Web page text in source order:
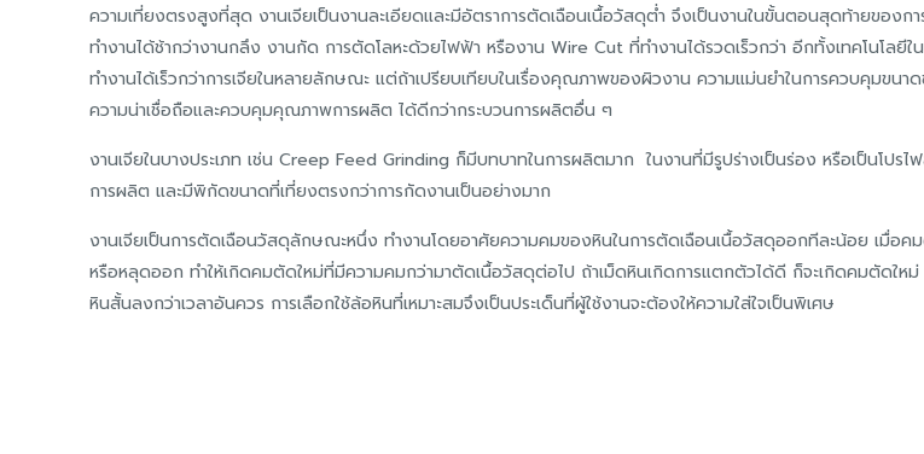
ความเที่ยงตรงสูงที่สุด งานเจียเป็นงานละเอียดและมีอัตราการตัดเฉือนเนื้อวัสดุต่ำ จึงเป็นงานในขั้นตอนสุดท้ายของ
ทำงานได้ช้ากว่างานกลึง งานกัด การตัดโลหะด้วยไฟฟ้า หรืองาน Wire Cut ที่ทำงานได้รวดเร็วกว่า อีกทั้งเทคโนโล
ทำงานได้เร็วกว่าการเจียในหลายลักษณะ แต่ถ้าเปรียบเทียบในเรื่องคุณภาพของผิวงาน ความแม่นยำในการควบคุมขน
ความน่าเชื่อถือและควบคุมคุณภาพการผลิต ได้ดีกว่ากระบวนการผลิตอื่น ๆ
งานเจียในบางประเภท เช่น Creep Feed Grinding ก็มีบทบาทในการผลิตมาก ในงานที่มีรูปร่างเป็นร่อง หรือเป็นโป
การผลิต และมีพิกัดขนาดที่เที่ยงตรงกว่าการกัดงานเป็นอย่างมาก
งานเจียเป็นการตัดเฉือนวัสดุลักษณะหนึ่ง ทำงานโดยอาศัยความคมของหินในการตัดเฉือนเนื้อวัสดุออกทีละน้อย เมื่อ
หรือหลุดออก ทำให้เกิดคมตัดใหม่ที่มีความคมกว่ามาตัดเนื้อวัสดุต่อไป ถ้าเม็ดหินเกิดการแตกตัวได้ดี ก็จะเกิดคมตัดให
หินสั้นลงกว่าเวลาอันควร การเลือกใช้ล้อหินที่เหมาะสมจึงเป็นประเด็นที่ผู้ใช้งานจะต้องให้ความใส่ใจเป็นพิเศษ